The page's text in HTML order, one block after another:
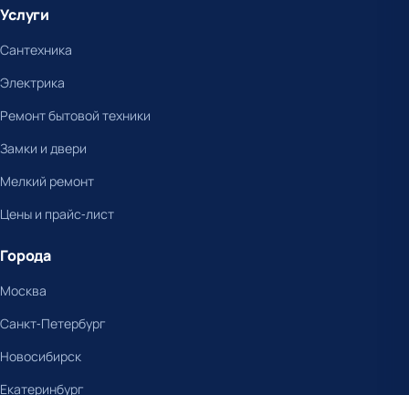
Услуги
Сантехника
Электрика
Ремонт бытовой техники
Замки и двери
Мелкий ремонт
Цены и прайс-лист
Города
Москва
Санкт-Петербург
Новосибирск
Екатеринбург